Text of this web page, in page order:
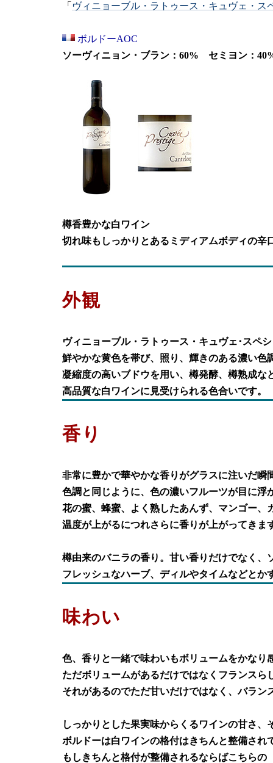
「 ヴィニョーブル・ラトゥース・キュヴェ・ス
ボルドーAOC
ソーヴィニョン・ブラン：60% セミヨン：
樽香豊かな白ワイン
切れ味もしっかりとあるミディアムボディの辛
外観
ヴィニョーブル・ラトゥース・キュヴェ･スペ
鮮やかな黄色を帯び、照り、輝きのある濃い色
凝縮度の高いブドウを用い、樽発酵、樽熟成な
高品質な白ワインに見受けられる色合いです。
香り
非常に豊かで華やかな香りがグラスに注いだ瞬
色調と同じように、色の濃いフルーツが目に浮
花の蜜、蜂蜜、よく熟したあんず、マンゴー、
温度が上がるにつれさらに香りが上がってきま
樽由来のバニラの香り。甘い香りだけでなく
フレッシュなハーブ、ディルやタイムなどと
味わい
色、香りと一緒で味わいもボリュームをかなり
ただボリュームがあるだけではなくフランスら
それがあるのでただ甘いだけではなく、バラン
しっかりとした果実味からくるワインの甘さ
ボルドーは白ワインの格付はきちんと整備され
もしきちんと格付が整備されるならばこちらの